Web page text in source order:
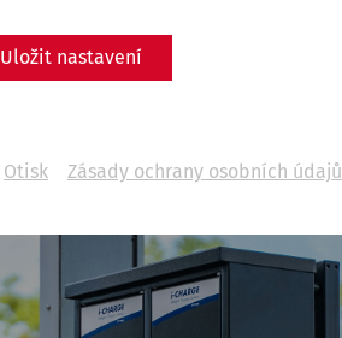
Uložit nastavení
Otisk Zásady ochrany osobních údajů